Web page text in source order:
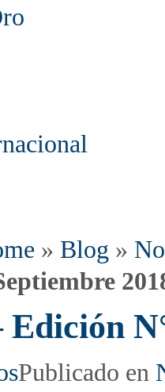
» Blog »
Publicado en